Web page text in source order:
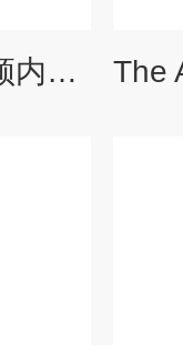
IPLEX G Lite工业视频内窥镜